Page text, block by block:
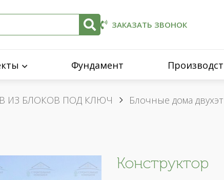
ЗАКАЗАТЬ ЗВОНОК
Фундамент
ИЗ БЛОКОВ ПОД КЛЮЧ Блочные дома
Конструктор